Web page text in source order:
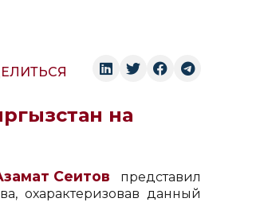
на
Сеитов представил
охарактеризовав данный